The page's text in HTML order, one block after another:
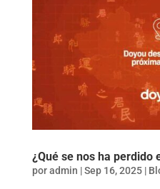
¿Qué se nos ha perdido
poradmin |Sep 16, 2025|